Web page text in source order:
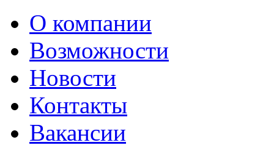
О компании
Возможности
Новости
Контакты
Вакансии